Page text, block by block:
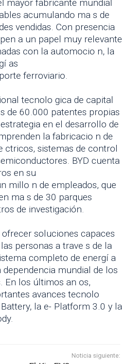
mayor fabricante mundial
acumulando ma s de
vendidas. Con presencia
a un papel muy relevante
con la automocio n, la
as
ferroviario.
tecnolo gica de capital
de 60.000 patentes propias
en el desarrollo de
la fabricacio n de
ctricos, sistemas de control
BYD cuenta
en su
millo n de empleados, que
ma s de 30 parques
de investigación.
ofrecer soluciones capaces
personas a trave s de la
completo de energí a
mundial de los
En los últimos an os,
avances tecnolo
la e- Platform 3.0 y la
Noticia siguiente: